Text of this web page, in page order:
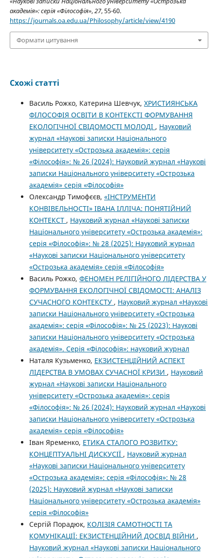
академія»: серія «Філософія»,27, 55-60.
https://journals.oa.edu.ua/Philosophy/article/view/4190
Формати цитування
Схожі статті
Василь Рожко, Катерина Шевчук, ХРИСТИЯНСЬКА
ФІЛОСОФІЯ ОСВІТИ В КОНТЕКСТІ ФОРМУВАННЯ
ЕКОЛОГІЧНОЇ СВІДОМОСТІ МОЛОДІ , Науковий
журнал «Наукові записки Національного
університету «Острозька академія»: серія
«Філософія»: № 26 (2024): Науковий журнал «Наукові
записки Національного університету «Острозька
академія» серія «Філософія»
Олександр Тимофєєв, «ІНСТРУМЕНТИ
КОНВІВЕЛЬНОСТІ» ІВАНА ІЛЛІЧА: ПОНЯТІЙНИЙ
КОНТЕКСТ , Науковий журнал «Наукові записки
Національного університету «Острозька академія»:
серія «Філософія»: № 28 (2025): Науковий журнал
«Наукові записки Національного університету
«Острозька академія» серія «Філософія»
Василь Рожко, ФЕНОМЕН РЕЛІГІЙНОГО ЛІДЕРСТВА У
ФОРМУВАННЯ ЕКОЛОГІЧНОЇ СВІДОМОСТІ: АНАЛІЗ
СУЧАСНОГО КОНТЕКСТУ , Науковий журнал «Наукові
записки Національного університету «Острозька
академія»: серія «Філософія»: № 25 (2023): Наукові
записки Національного університету «Острозька
академія». Серія «Філо­софія»: науковий журнал
Наталя Кузьменко, ЕКЗИСТЕНЦІЙНИЙ АСПЕКТ
ЛІДЕРСТВА В УМОВАХ СУЧАСНОЇ КРИЗИ , Науковий
журнал «Наукові записки Національного
університету «Острозька академія»: серія
«Філософія»: № 26 (2024): Науковий журнал «Наукові
записки Національного університету «Острозька
академія» серія «Філософія»
Іван Яременко, ЕТИКА СТАЛОГО РОЗВИТКУ:
КОНЦЕПТУАЛЬНІ ДИСКУСІЇ , Науковий журнал
«Наукові записки Національного університету
«Острозька академія»: серія «Філософія»: № 28
(2025): Науковий журнал «Наукові записки
Національного університету «Острозька академія»
серія «Філософія»
Сергій Порадюк, КОЛІЗІЯ САМОТНОСТІ ТА
КОМУНІКАЦІЇ: ЕКЗИСТЕНЦІЙНИЙ ДОСВІД ВІЙНИ ,
Науковий журнал «Наукові записки Національного